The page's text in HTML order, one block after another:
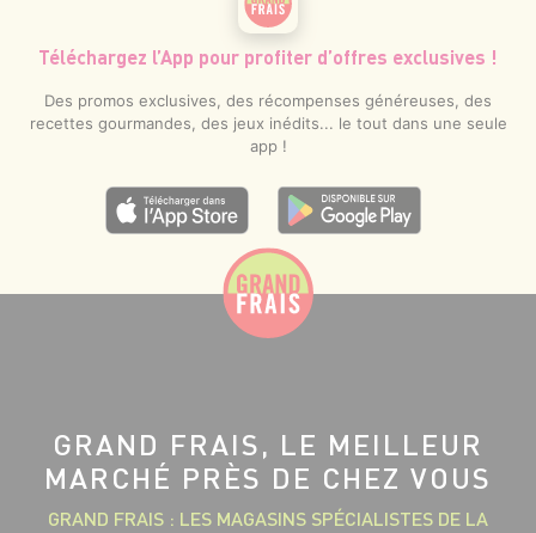
Téléchargez l’App pour profiter d’offres exclusives !
Des promos exclusives, des récompenses généreuses, des
recettes gourmandes, des jeux inédits... le tout dans une seule
app !
GRAND FRAIS, LE MEILLEUR
MARCHÉ PRÈS DE CHEZ VOUS
GRAND FRAIS : LES MAGASINS SPÉCIALISTES DE LA